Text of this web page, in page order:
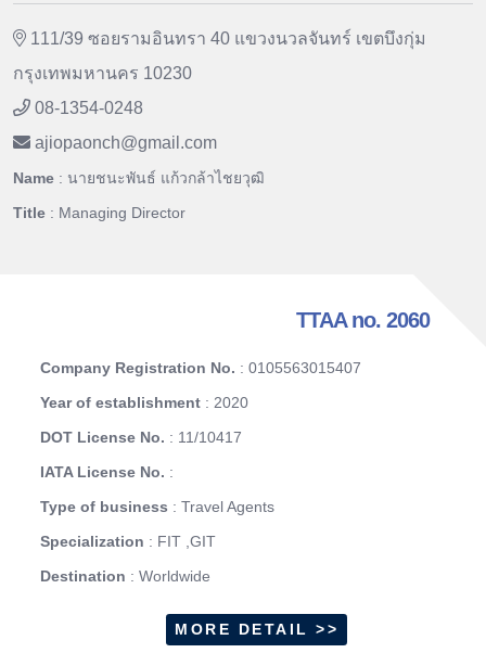
111/39 ซอยรามอินทรา 40 แขวงนวลจันทร์ เขตบึงกุ่ม
กรุงเทพมหานคร 10230
08-1354-0248
ajiopaonch@gmail.com
Name : นายชนะพันธ์ แก้วกล้าไชยวุฒิ
Title : Managing Director
TTAA no. 2060
Company Registration No. : 0105563015407
Year of establishment : 2020
DOT License No. : 11/10417
IATA License No. :
Type of business : Travel Agents
Specialization : FIT ,GIT
Destination : Worldwide
MORE DETAIL >>